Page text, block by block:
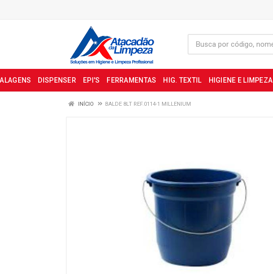
DISPENSER EPI'S FERRAMENTAS HIG. TEXTIL HIGIENE E LIMPEZA
INÍCIO BALDE 8LT REF.0114-1 MILLENIUM